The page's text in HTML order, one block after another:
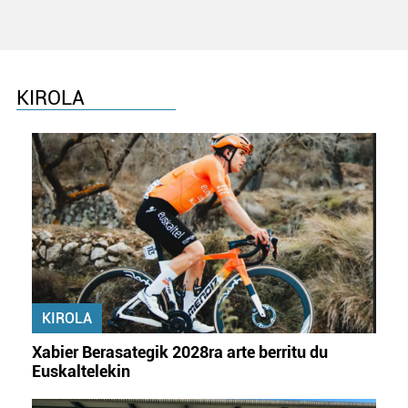
KIROLA
KIROLA
Xabier Berasategik 2028ra arte berritu du
Euskaltelekin